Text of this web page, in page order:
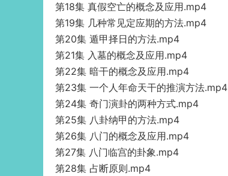
第18集 真假空亡的概念及应用.mp4
第19集 几种常见定应期的方法.mp4
第20集 遁甲择日的方法.mp4
第21集 入墓的概念及应用.mp4
第22集 暗干的概念及应用.mp4
第23集 一个人年命天干的推演方法.mp4
第24集 奇门演卦的两种方式.mp4
第25集 八卦纳甲的方法.mp4
第26集 八门的概念及应用.mp4
第27集 八门临宫的卦象.mp4
第28集 占断原则.mp4